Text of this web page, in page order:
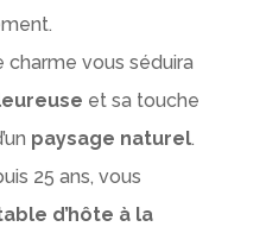
charme vous séduira
et sa touche
paysage naturel.
25 ans, vous
d’hôte à la